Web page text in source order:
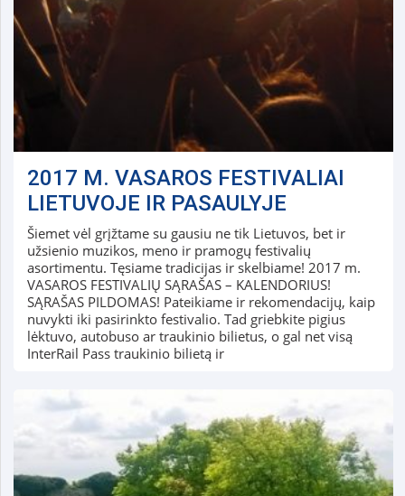
2017 M. VASAROS FESTIVALIAI
LIETUVOJE IR PASAULYJE
Šiemet vėl grįžtame su gausiu ne tik Lietuvos, bet ir
užsienio muzikos, meno ir pramogų festivalių
asortimentu. Tęsiame tradicijas ir skelbiame! 2017 m.
VASAROS FESTIVALIŲ SĄRAŠAS – KALENDORIUS!
SĄRAŠAS PILDOMAS! Pateikiame ir rekomendacijų, kaip
nuvykti iki pasirinkto festivalio. Tad griebkite pigius
lėktuvo, autobuso ar traukinio bilietus, o gal net visą
InterRail Pass traukinio bilietą ir